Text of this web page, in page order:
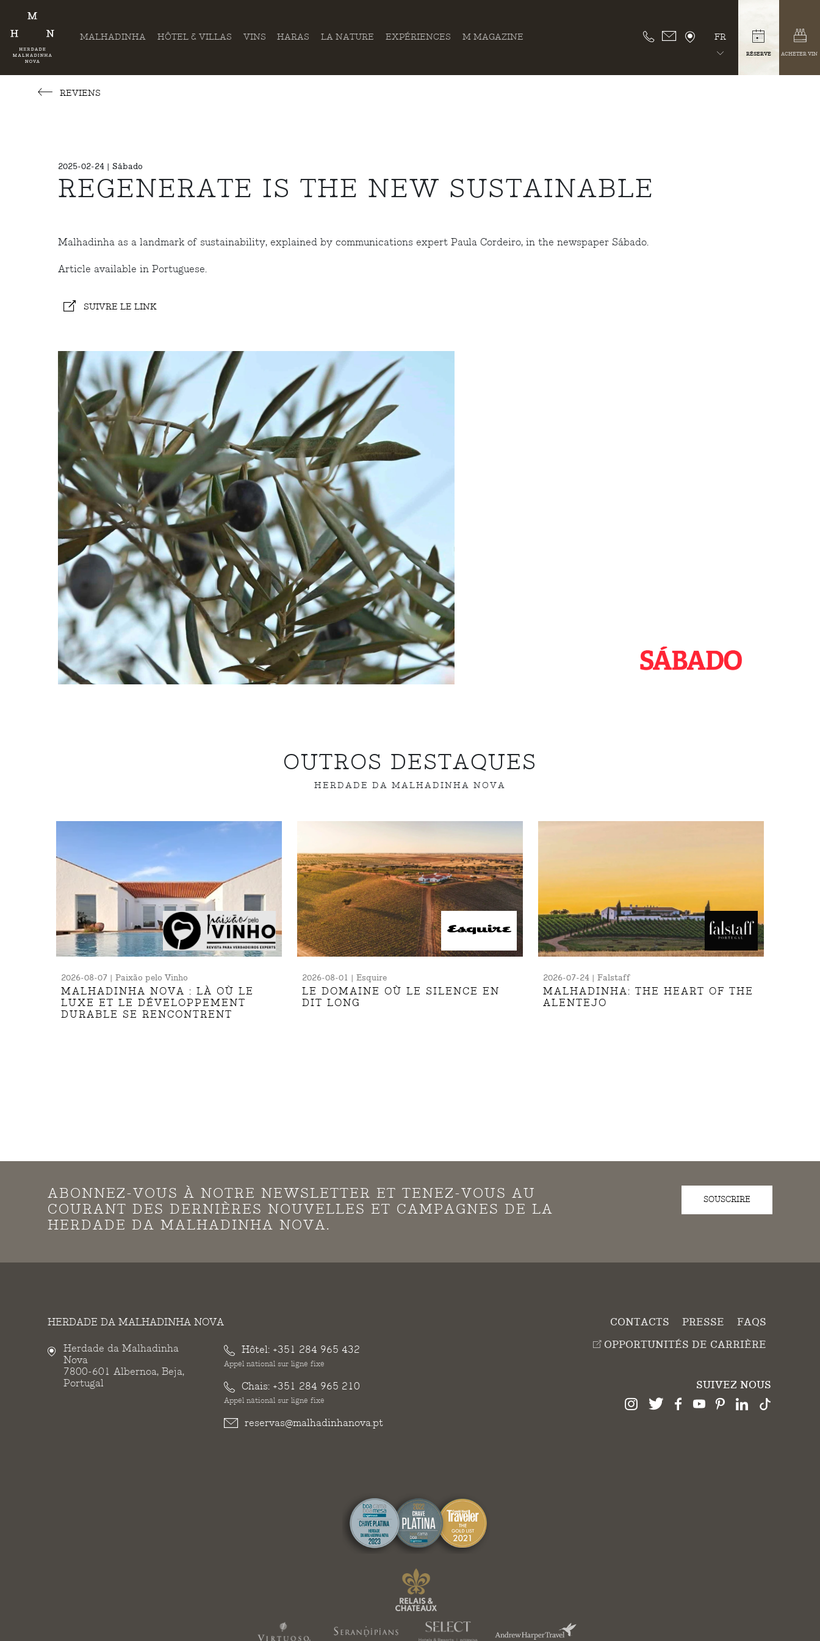
MALHADINHA HÔTEL & VILLAS VINS HARAS LA NATURE EXPÉRIENCES M MAGAZINE FR
RÉSERVE ACHETER VIN
REVIENS
2025-02-24 | Sábado
REGENERATE IS THE NEW SUSTAINABLE
Malhadinha as a landmark of sustainability, explained by communications expert Paula Cordeiro, in the newspaper Sábado.
Article available in Portuguese.
SUIVRE LE LINK
OUTROS DESTAQUES
HERDADE DA MALHADINHA NOVA
2026-08-07 | Paixão pelo Vinho
MALHADINHA NOVA : LÀ OÙ LE
LUXE ET LE DÉVELOPPEMENT
DURABLE SE RENCONTRENT
2026-08-01 | Esquire
LE DOMAINE OÙ LE SILENCE EN
DIT LONG
2026-07-24 | Falstaff
MALHADINHA: THE HEART OF THE
ALENTEJO
ABONNEZ-VOUS À NOTRE NEWSLETTER ET TENEZ-VOUS AU
COURANT DES DERNIÈRES NOUVELLES ET CAMPAGNES DE LA
HERDADE DA MALHADINHA NOVA.
SOUSCRIRE
HERDADE DA MALHADINHA NOVA
Herdade da Malhadinha
Nova
7800-601 Albernoa, Beja,
Portugal
Hôtel: +351 284 965 432
Appel national sur ligne fixe
Chais: +351 284 965 210
Appel national sur ligne fixe
reservas@malhadinhanova.pt
CONTACTS PRESSE
FAQS
OPPORTUNITÉS DE CARRIÈRE
SUIVEZ NOUS